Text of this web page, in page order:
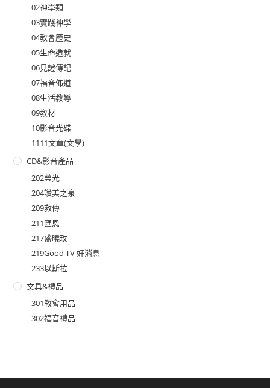
02神學類
03實踐神學
04教會歷史
05生命造就
06見證傳記
07福音佈道
08生活教導
09教材
10影音光碟
1111文章(文學)
CD&影音產品
202榮光
204讚美之泉
209救傳
211匯恩
217盛曉玫
219Good TV 好消息
233以斯拉
文具&禮品
301教會用品
302福音禮品